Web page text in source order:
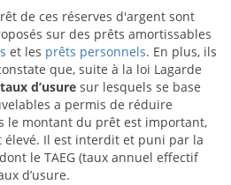
de ces réserves d'argent sont
sur des prêts amortissables
et les prêts personnels. En plus, ils
que, suite à la loi Lagarde
taux d’usure sur lesquels se base
a permis de réduire
le montant du prêt est important,
élevé. Il est interdit et puni par la
le TAEG (taux annuel effectif
d’usure.